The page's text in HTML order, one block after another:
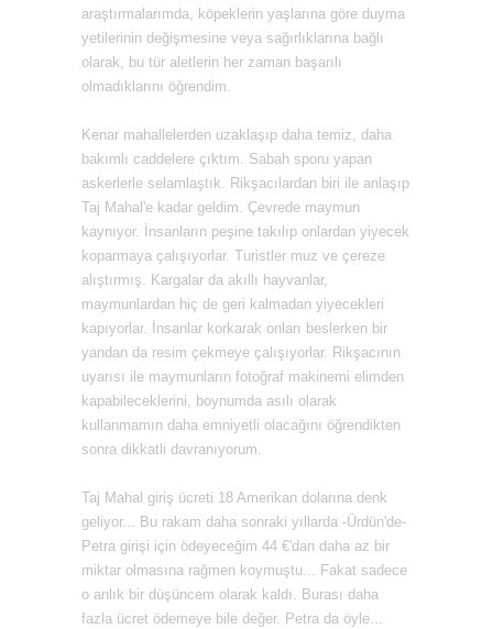
araştırmalarımda, köpeklerin yaşlarına göre duyma
yetilerinin değişmesine veya sağırlıklarına bağlı
olarak, bu tür aletlerin her zaman başarılı
olmadıklarını öğrendim.
Kenar mahallelerden uzaklaşıp daha temiz, daha
bakımlı caddelere çıktım. Sabah sporu yapan
askerlerle selamlaştık. Rikşacılardan biri ile anlaşıp
Taj Mahal'e kadar geldim. Çevrede maymun
kaynıyor. İnsanların peşine takılıp onlardan yiyecek
koparmaya çalışıyorlar. Turistler muz ve çereze
alıştırmış. Kargalar da akıllı hayvanlar,
maymunlardan hiç de geri kalmadan yiyecekleri
kapıyorlar. İnsanlar korkarak onları beslerken bir
yandan da resim çekmeye çalışıyorlar. Rikşacının
uyarısı ile maymunların fotoğraf makinemi elimden
kapabileceklerini, boynumda asılı olarak
kullanmamın daha emniyetli olacağını öğrendikten
sonra dikkatli davranıyorum.
Taj Mahal giriş ücreti 18 Amerikan dolarına denk
geliyor... Bu rakam daha sonraki yıllarda -Ürdün'de-
Petra girişi için ödeyeceğim 44 €'dan daha az bir
miktar olmasına rağmen koymuştu... Fakat sadece
o anlık bir düşüncem olarak kaldı. Burası daha
fazla ücret ödemeye bile değer. Petra da öyle...